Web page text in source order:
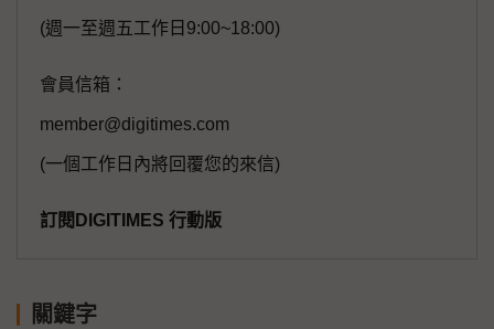
(週一至週五工作日9:00~18:00)
會員信箱：
member@digitimes.com
(一個工作日內將回覆您的來信)
訂閱DIGITIMES 行動版
關鍵字